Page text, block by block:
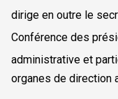
dirige en outre le
Conférence des
administrative et
organes de direction